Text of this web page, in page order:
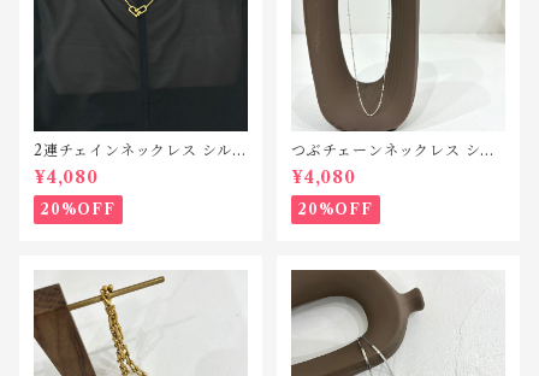
2連チェインネックレス シルバ
ー925 N039
¥4,080
20%OFF
つぶチェーンネックレス シル
バー925 N035
¥4,080
20%OFF